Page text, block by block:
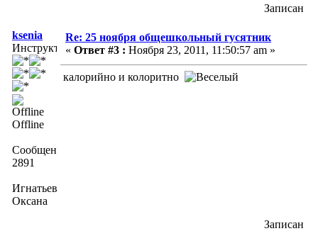
Записан
ksenia
Инструктор
Offline
Сообщений:
2891
Игнатьева
Оксана
Re: 25 ноября общешкольный гусятник
« Ответ #3 : Ноября 23, 2011, 11:50:57 am »
калорийно и колоритно
Записан